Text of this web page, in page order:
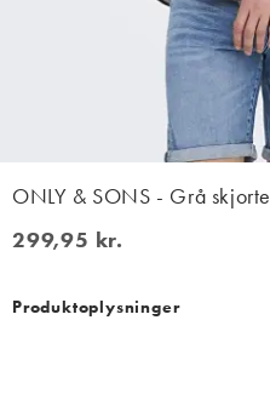
ONLY & SONS - Grå skjorte
299,95 kr.
299,95 kr.
Produktoplysninger